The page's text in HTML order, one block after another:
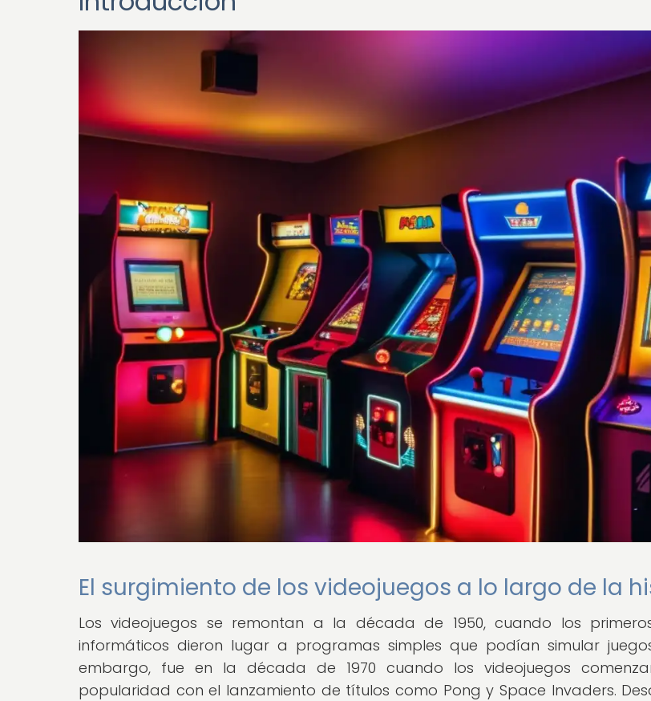
El surgimiento de los videojuegos a lo largo de la
Los videojuegos se remontan a la década de 1950, cuando los
informáticos dieron lugar a programas simples que podían simular
embargo, fue en la década de 1970 cuando los videojuegos
popularidad con el lanzamiento de títulos como Pong y Space Invaders.